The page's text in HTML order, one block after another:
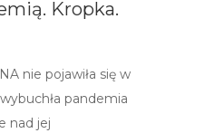
Kropka.
nie pojawiła się w
pandemia
nad jej